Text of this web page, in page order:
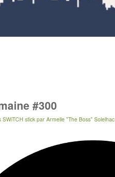
#300
SWiTCH stick par Armelle "The Boss" Solelhac